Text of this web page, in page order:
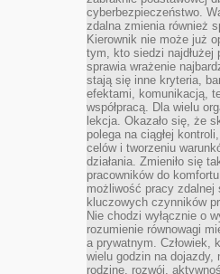
cyberbezpieczeństwo.
zdalna zmienia również
Kierownik nie może już
tym, kto siedzi najdłużej
sprawia wrażenie
stają się inne kryteria,
efektami, komunikacją,
współpracą. Dla wielu
lekcja. Okazało się, że
polega na ciągłej
celów i tworzeniu
działania. Zmieniło się
pracowników do
możliwość pracy zdalnej
kluczowych czynników
Nie chodzi wyłącznie o
rozumienie równowagi
a prywatnym. Człowiek,
wielu godzin na dojazdy,
rodzinę, rozwój,